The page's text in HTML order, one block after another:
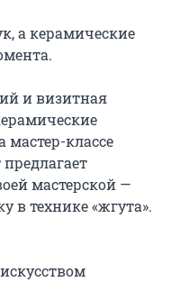
а керамические
и визитная
классе
мастерской —
в технике «жгута».